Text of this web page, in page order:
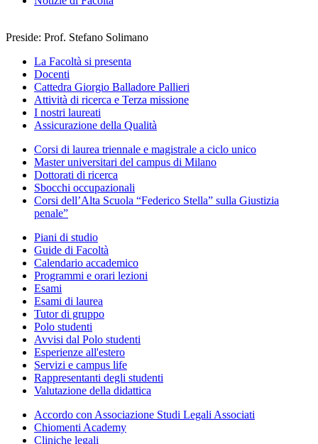
Preside: Prof. Stefano Solimano
La Facoltà si presenta
Docenti
Cattedra Giorgio Balladore Pallieri
Attività di ricerca e Terza missione
I nostri laureati
Assicurazione della Qualità
Corsi di laurea triennale e magistrale a ciclo unico
Master universitari del campus di Milano
Dottorati di ricerca
Sbocchi occupazionali
Corsi dell’Alta Scuola “Federico Stella” sulla Giustizia
penale”
Piani di studio
Guide di Facoltà
Calendario accademico
Programmi e orari lezioni
Esami
Esami di laurea
Tutor di gruppo
Polo studenti
Avvisi dal Polo studenti
Esperienze all'estero
Servizi e campus life
Rappresentanti degli studenti
Valutazione della didattica
Accordo con Associazione Studi Legali Associati
Chiomenti Academy
Cliniche legali